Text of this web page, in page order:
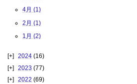
4月 (1)
2月 (1)
1月 (2)
2024 (16)
2023 (77)
2022 (69)